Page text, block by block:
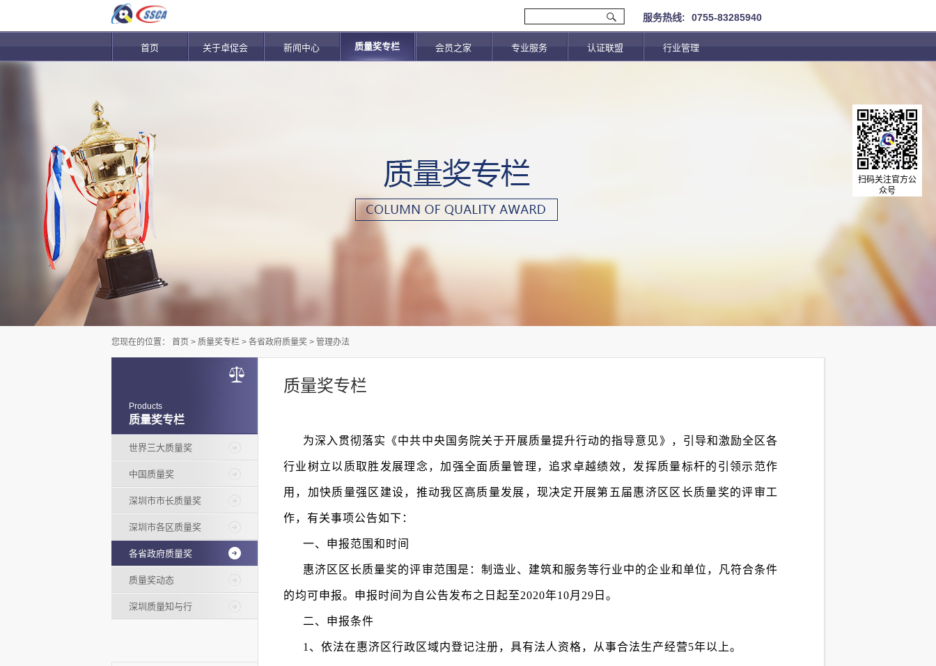
服务热线: 0755-83285940
首页 关于卓促会 新闻中心 质量奖专栏 会员之家 专业服务 认证联盟 行业管理
质量奖专栏
Products
世界三大质量奖
中国质量奖
深圳市市长质量奖
深圳市各区质量奖
各省政府质量奖
质量奖动态
深圳质量知与行
质量奖专栏
您现在的位置： 首页 > 质量奖专栏 > 各省政府质量奖 > 管理办法
为深入贯彻落实《中共中央国务院关于开展质量提升行动的指导意见》，引导和激励全区各
行业树立以质取胜发展理念，加强全面质量管理，追求卓越绩效，发挥质量标杆的引领示范作
用，加快质量强区建设，推动我区高质量发展，现决定开展第五届惠济区区长质量奖的评审工
作，有关事项公告如下：
一、申报范围和时间
惠济区区长质量奖的评审范围是：制造业、建筑和服务等行业中的企业和单位，凡符合条件
的均可申报。申报时间为自公告发布之日起至2020年10月29日。
二、申报条件
1、依法在惠济区行政区域内登记注册，具有法人资格，从事合法生产经营5年以上。
扫码关注官方公
众号